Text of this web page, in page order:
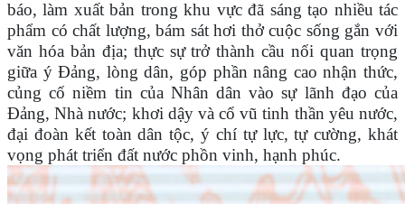
báo, làm xuất bản trong khu vực đã sáng tạo nhiều tác
phẩm có chất lượng, bám sát hơi thở cuộc sống gắn với
văn hóa bản địa; thực sự trở thành cầu nối quan trọng
giữa ý Đảng, lòng dân, góp phần nâng cao nhận thức,
củng cố niềm tin của Nhân dân vào sự lãnh đạo của
Đảng, Nhà nước; khơi dậy và cổ vũ tinh thần yêu nước,
đại đoàn kết toàn dân tộc, ý chí tự lực, tự cường, khát
vọng phát triển đất nước phồn vinh, hạnh phúc.